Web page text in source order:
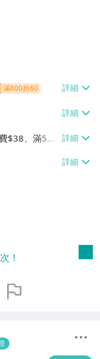
滿800折60
$38、滿5件
取貨
付款【單件
免運
、滿5件
！